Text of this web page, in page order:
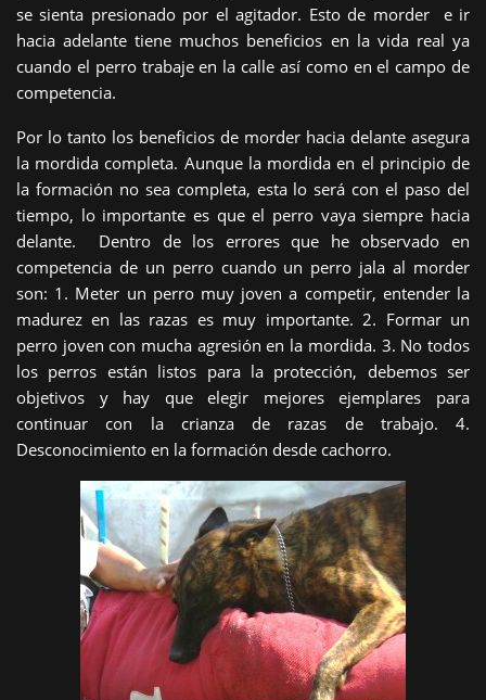
se sienta presionado por el agitador. Esto de morder e ir
hacia adelante tiene muchos beneficios en la vida real ya
cuando el perro trabaje en la calle así como en el campo de
competencia.
Por lo tanto los beneficios de morder hacia delante asegura
la mordida completa. Aunque la mordida en el principio de
la formación no sea completa, esta lo será con el paso del
tiempo, lo importante es que el perro vaya siempre hacia
delante. Dentro de los errores que he observado en
competencia de un perro cuando un perro jala al morder
son: 1. Meter un perro muy joven a competir, entender la
madurez en las razas es muy importante. 2. Formar un
perro joven con mucha agresión en la mordida. 3. No todos
los perros están listos para la protección, debemos ser
objetivos y hay que elegir mejores ejemplares para
continuar con la crianza de razas de trabajo. 4.
Desconocimiento en la formación desde cachorro.